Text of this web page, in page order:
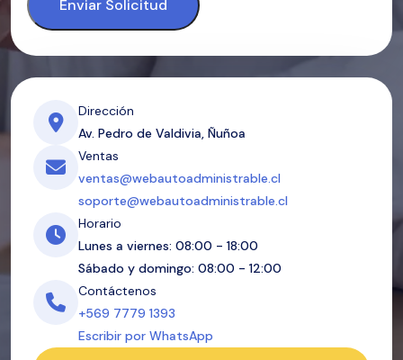
Enviar Solicitud
Dirección
Av. Pedro de Valdivia, Ñuñoa
Ventas
ventas@webautoadministrable.cl
soporte@webautoadministrable.cl
Horario
Lunes a viernes: 08:00 - 18:00
Sábado y domingo: 08:00 - 12:00
Contáctenos
+569 7779 1393
Escribir por WhatsApp